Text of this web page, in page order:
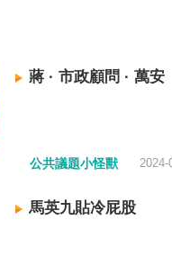
蔣 · 市政顧問 · 萬安
公共議題小怪獸 2024-
馬英九貼冷屁股